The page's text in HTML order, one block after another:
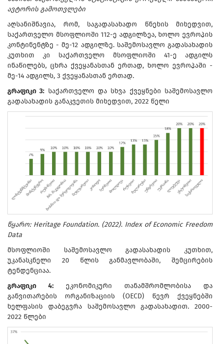
ავტორის გამოთვლები
აღსანიშნავია, რომ, საგადასახადო წნეხის მიხედვით,
საქართველო მსოფლიოში 112-ე ადგილზეა, ხოლო ევროპის
კონტინენტზე - მე-12 ადგილზე. საშემოსავლო გადასახადის
კუთხით კი საქართველო მსოფლიოში 41-ე ადგილს
ინაწილებს, ცხრა ქვეყანასთან ერთად, ხოლო ევროპაში -
მე-14 ადგილს, 3 ქვეყანასთან ერთად.
გრაფიკი 3: საქართველო და სხვა ქვეყნები საშემოსავლო
გადასახადის განაკვეთის მიხედვით, 2022 წელი
წყარო: Heritage Foundation. (2022). Index of Economic Freedom
Data
მსოფლიოში საშემოსავლო გადასახადის კუთხით,
უკანასკნელი 20 წლის განმავლობაში, შემცირების
ტენდენციაა.
გრაფიკი 4: ეკონომიკური თანამშრომლობისა და
განვითარების ორგანიზაციის (OECD) წევრ ქვეყნებში
ხელფასის დაბეგვრა საშემოსავლო გადასახადით. 2000-
2022 წლები